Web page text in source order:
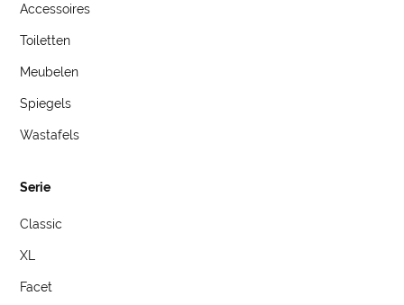
Accessoires
Toiletten
Meubelen
Spiegels
Wastafels
Serie
Classic
XL
Facet